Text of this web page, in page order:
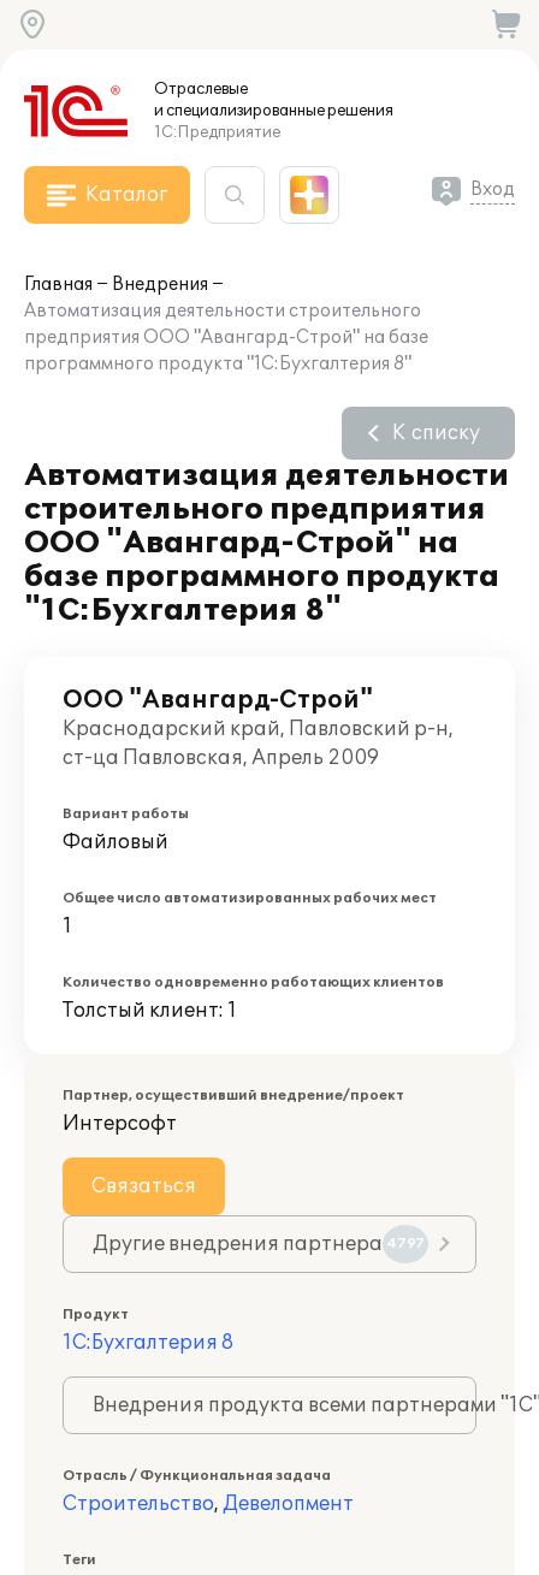
Отраслевые
и специализированныерешения
1С:Предприятие
Каталог Вход
Главная
Внедрения
Автоматизация деятельности строительного
предприятия ООО "Авангард-Строй" на базе
программного продукта "1С:Бухгалтерия 8"
Автоматизация деятельности
строительного предприятия
ООО "Авангард-Строй" на
базе программного продукта
"1С:Бухгалтерия 8"
К списку
ООО "Авангард-Строй"
Краснодарский край, Павловский р-н,
ст-ца Павловская, Апрель 2009
Вариант работы
Файловый
Общее число автоматизированных рабочих мест
1
Количество одновременно работающих клиентов
Толстый клиент: 1
Партнер, осуществивший внедрение/проект
Интерсофт
Связаться
Другие внедрения партнера 4797
Продукт
1С:Бухгалтерия 8
Внедрения продукта всеми партнерами
Отрасль / Функциональная задача
Строительство, Девелопмент
Теги